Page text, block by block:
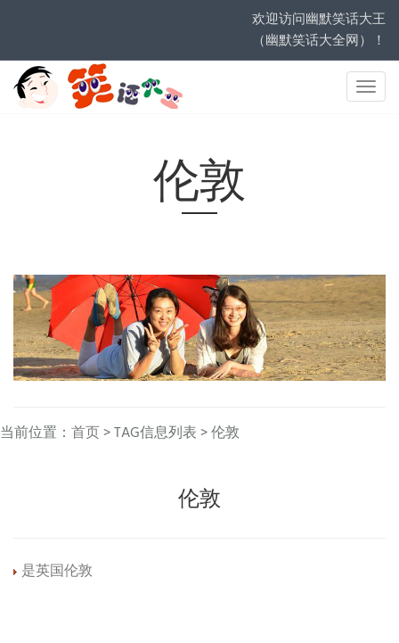
欢迎访问幽默笑话大王
（幽默笑话大全网）！
网
伦敦
当前位置： 首页> TAG信息列表 > 伦敦
伦敦
是英国伦敦